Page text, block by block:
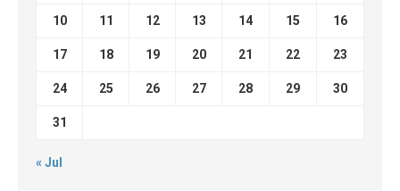
10 11 12 13 14 15 16
17 18 19 20 21 22 23
24 25 26 27 28 29 30
31
« Jul